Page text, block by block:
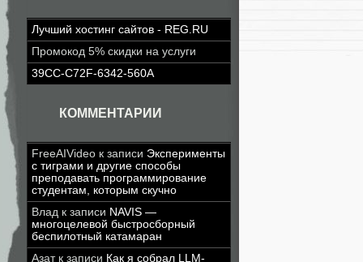
Лучший хостинг сайтов - REG.RU
Промокод 5% скидки на услуги
39CC-C72F-6342-560A
КОММЕНТАРИИ
FreeAIVideo к записи Эксперименты
с тиграми и другие способы
преподавать программирование
студентам, которым скучно
Влад к записи NAVIS —
многоцелевой быстросборный
беспилотный катамаран
Азатк записи Как я собрал LLM-